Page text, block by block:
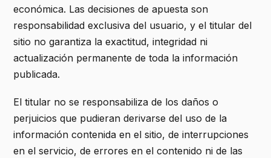
económica. Las decisiones de apuesta son
responsabilidad exclusiva del usuario, y el titular del
sitio no garantiza la exactitud, integridad ni
actualización permanente de toda la información
publicada.
El titular no se responsabiliza de los daños o
perjuicios que pudieran derivarse del uso de la
información contenida en el sitio, de interrupciones
en el servicio, de errores en el contenido ni de las